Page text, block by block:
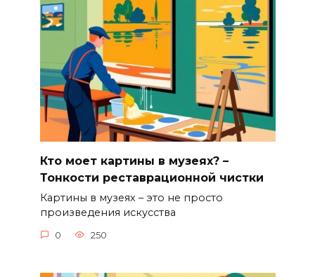
Кто моет картины в музеях? –
Тонкости реставрационной чистки
Картины в музеях – это не просто
произведения искусства
0 250